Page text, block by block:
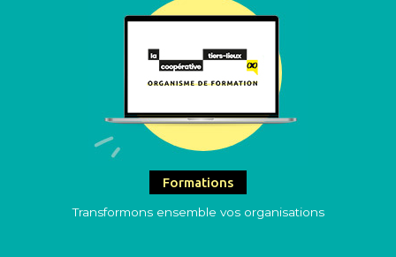
Formations
Transformons ensemble vos organisations